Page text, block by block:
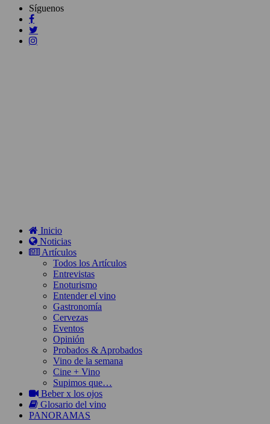
Síguenos
Inicio
Noticias
Artículos
Todos los Artículos
Entrevistas
Enoturismo
Entender el vino
Gastronomía
Cervezas
Eventos
Opinión
Probados & Aprobados
Vino de la semana
Cine + Vino
Supimos que…
Beber x los ojos
Glosario del vino
PANORAMAS